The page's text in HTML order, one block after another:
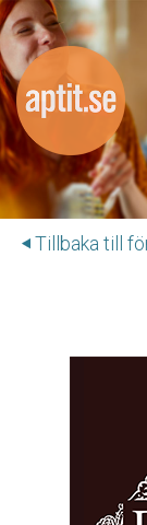
Tillbaka till